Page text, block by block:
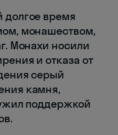
долгое время
монашеством,
Монахи носили
и отказа от
серый
камня,
поддержкой